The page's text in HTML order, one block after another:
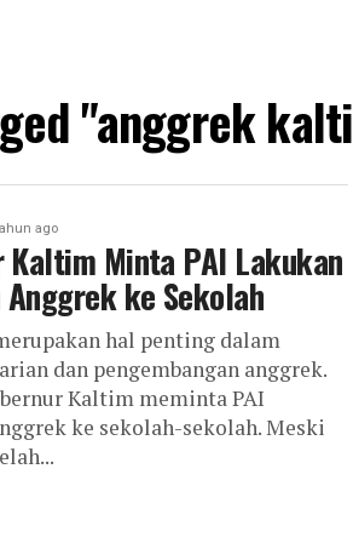
"anggrek
ago
Kaltim Minta PAI Lakukan
Anggrek ke Sekolah
hal penting dalam
dan pengembangan anggrek.
Kaltim meminta PAI
ke sekolah-sekolah. Meski